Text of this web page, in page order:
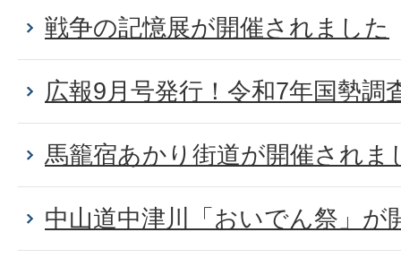
戦争の記憶展が開催されました
広報9月号発行！令和7年国勢調
馬籠宿あかり街道が開催されま
中山道中津川「おいでん祭」が